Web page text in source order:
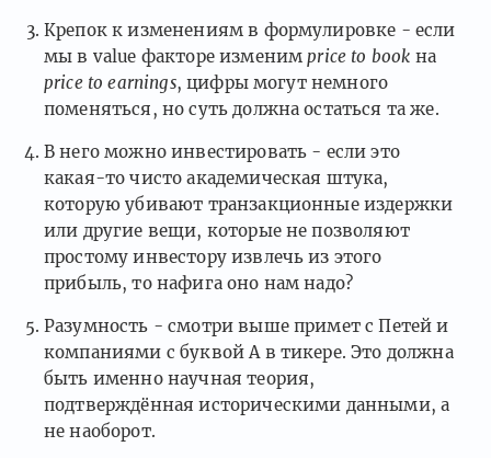
Крепок к изменениям в формулировке - если
мы в value факторе изменимprice to book на
price to earnings, цифры могут немного
поменяться, но суть должна остаться та же.
В него можно инвестировать - если это
какая-то чисто академическая штука,
которую убивают транзакционные издержки
или другие вещи, которые не позволяют
простому инвестору извлечь из этого
прибыль, то нафига оно нам надо?
Разумность - смотри выше примет с Петей и
компаниями с буквой А в тикере. Это должна
быть именно научная теория,
подтверждённая историческими данными, а
не наоборот.